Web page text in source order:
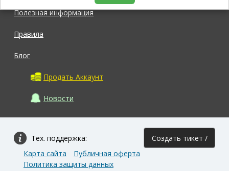
Полезная информация
Правила
Блог
Продать Аккаунт
Новости
Тех. поддержка: Создать тикет /
Карта сайта
Публичная оферта
Политика защиты данных